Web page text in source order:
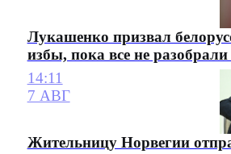
Лукашенко призвал
избы, пока все не разобрали
14:11
7 АВГ
Жительницу Норвегии